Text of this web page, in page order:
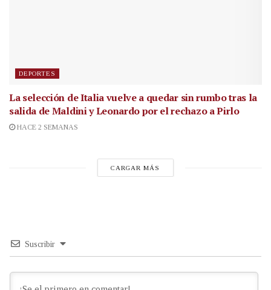
DEPORTES
La selección de Italia vuelve a quedar sin rumbo tras la
salida de Maldini y Leonardo por el rechazo a Pirlo
HACE 2 SEMANAS
CARGAR MÁS
Suscribir